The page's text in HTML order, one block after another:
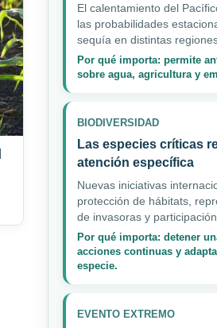
El calentamiento del
las probabilidades
sequía en distintas
Por qué importa: permite
sobre agua, agricultura y
BIODIVERSIDAD
Las especies críticas
atención específica
Nuevas iniciativas
protección de hábitats,
de invasoras y
Por qué importa: detener
acciones continuas y
especie.
EVENTO EXTREMO